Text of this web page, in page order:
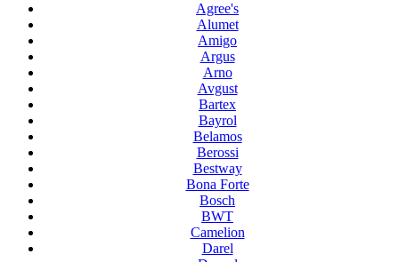
Agree's
Alumet
Amigo
Argus
Arno
Avgust
Bartex
Bayrol
Belamos
Berossi
Bestway
Bona Forte
Bosch
BWT
Camelion
Darel